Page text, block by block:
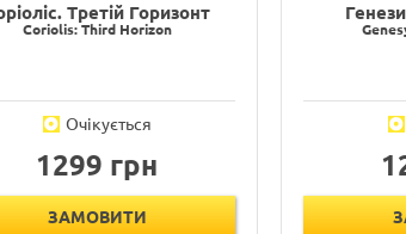
Третій Горизонт
Coriolis: Third Horizon
Очікується
1299 грн
ЗАМОВИТИ